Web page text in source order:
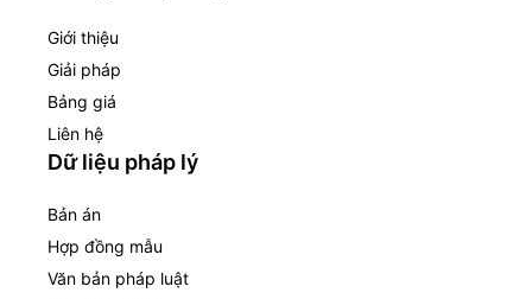
Giới thiệu
Giải pháp
Bảng giá
Liên hệ
Dữ liệu pháp lý
Bản án
Hợp đồng mẫu
Văn bản pháp luật